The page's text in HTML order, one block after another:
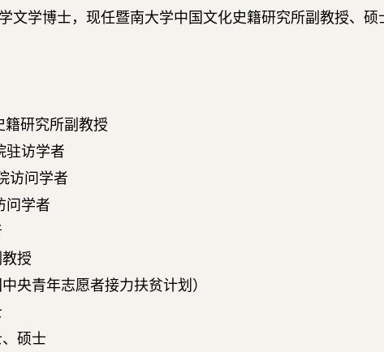
文学博士，现任暨南大学中国文化史籍研究所副教授、
籍研究所副教授
驻访学者
访问学者
问学者
授
央青年志愿者接力扶贫计划）
硕士